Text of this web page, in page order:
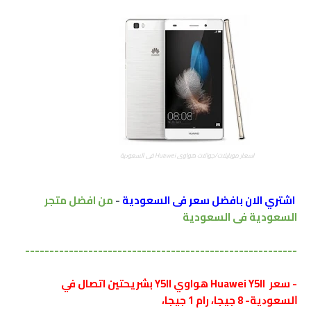
اسعار موبايلات/جوالات هواوي Huawei ﻓﻲ ﺍﻟﺴﻌﻮﺩﻳﺔ
اشتري الان بافضل سعر فى السعودية-من افضل متجر
السعودية فى السعودية
--------------------------------------------------------
- سعر Huawei Y5II هواوي Y5II بشريحتين اتصال ﻓﻲ
ﺍﻟﺴﻌﻮﺩﻳﺔ- 8 جيجا، رام 1 جيجا،